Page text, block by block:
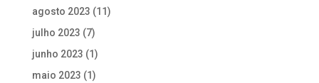
agosto 2023 (11)
julho 2023 (7)
junho 2023 (1)
maio 2023 (1)